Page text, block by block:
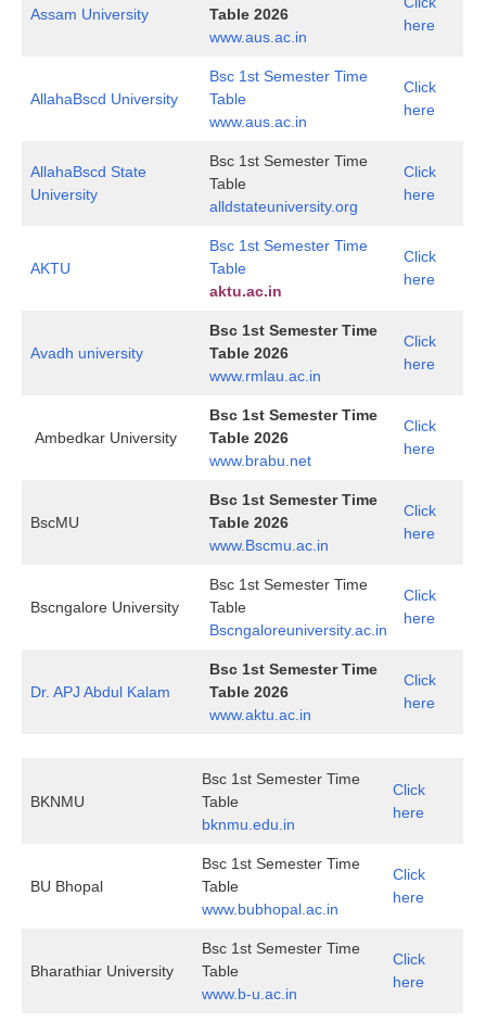
Assam University
Table 2026
www.aus.ac.in
here
AllahaBscd University
Bsc 1st Semester Time
Table
www.aus.ac.in
Click
here
AllahaBscd State
University
Bsc 1st Semester Time
Table
alldstateuniversity.org
Click
here
AKTU
Bsc 1st Semester Time
Table
aktu.ac.in
Click
here
Avadh university
Bsc 1st Semester Time
Table 2026
www.rmlau.ac.in
Click
here
Ambedkar University
Bsc 1st Semester Time
Table 2026
www.brabu.net
Click
here
BscMU
Bsc 1st Semester Time
Table 2026
www.Bscmu.ac.in
Click
here
Bscngalore University
Bsc 1st Semester Time
Table
Bscngaloreuniversity.ac.in
Click
here
Dr. APJ Abdul Kalam
Bsc 1st Semester Time
Table 2026
www.aktu.ac.in
Click
here
BKNMU
Bsc 1st Semester Time
Table
bknmu.edu.in
Click
here
BU Bhopal
Bsc 1st Semester Time
Table
www.bubhopal.ac.in
Click
here
Bharathiar University
Bsc 1st Semester Time
Table
www.b-u.ac.in
Click
here